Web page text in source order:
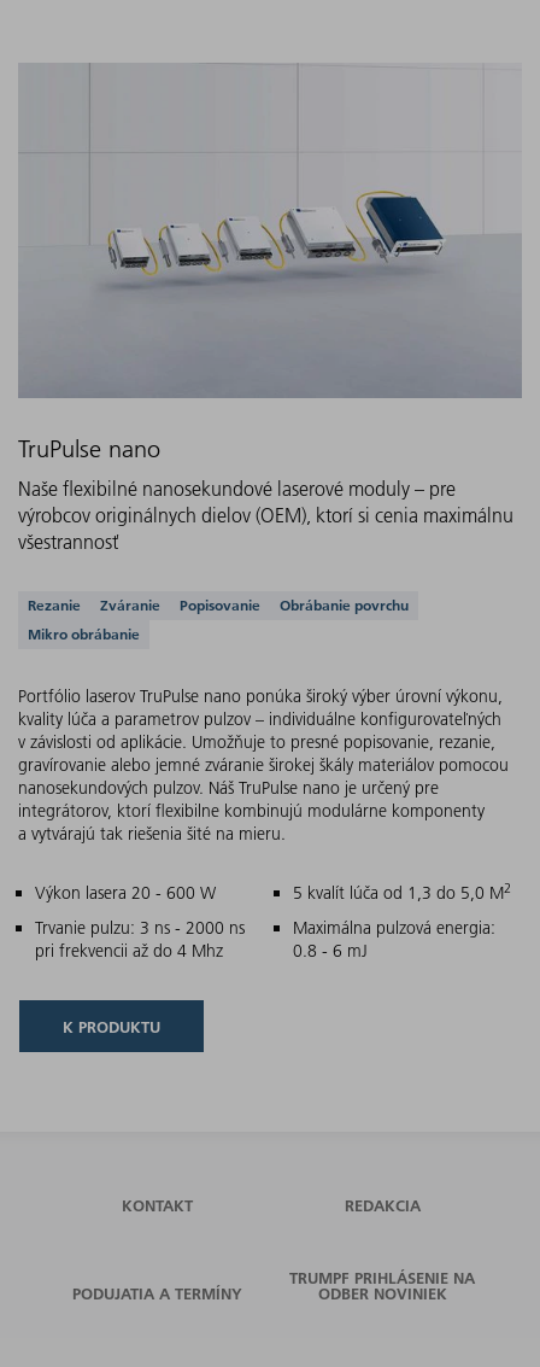
TruPulse nano
Naše flexibilné nanosekundové laserové moduly – pre
výrobcov originálnych dielov (OEM), ktorí si cenia maximálnu
všestrannosť
Podporované aplikácie
Rezanie Zváranie Popisovanie
Obrábanie povrchu
Mikro obrábanie
Portfólio laserov TruPulse nano ponúka široký výber úrovní výkonu,
kvality lúča a parametrov pulzov – individuálne konfigurovateľných
v závislosti od aplikácie. Umožňuje to presné popisovanie, rezanie,
gravírovanie alebo jemné zváranie širokej škály materiálov pomocou
nanosekundových pulzov. Náš TruPulse nano je určený pre
integrátorov, ktorí flexibilne kombinujú modulárne komponenty
a vytvárajú tak riešenia šité na mieru.
Hlavné znaky
Výkon lasera 20 - 600 W 5 kvalít lúča od 1,3 do 5,0 M2
Trvanie pulzu: 3 ns - 2000 ns
pri frekvencii až do 4 Mhz
Maximálna pulzová energia:
0.8 - 6 mJ
K PRODUKTU
KONTAKT REDAKCIA
PODUJATIA A TERMÍNY
TRUMPF PRIHLÁSENIE NA
ODBER NOVINIEK